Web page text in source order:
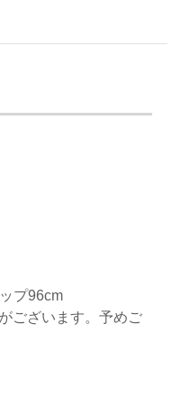
プ96cm
ございます。予めご